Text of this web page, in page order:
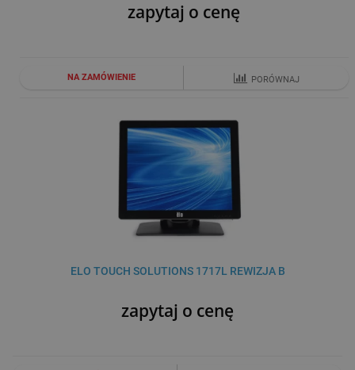
zapytaj o cenę
NA ZAMÓWIENIE PORÓWNAJ
ELO TOUCH SOLUTIONS 1717L REWIZJA B
zapytaj o cenę